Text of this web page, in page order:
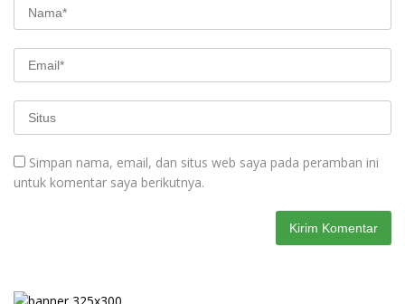
Simpan nama, email, dan situs web saya pada peramban ini
untuk komentar saya berikutnya.